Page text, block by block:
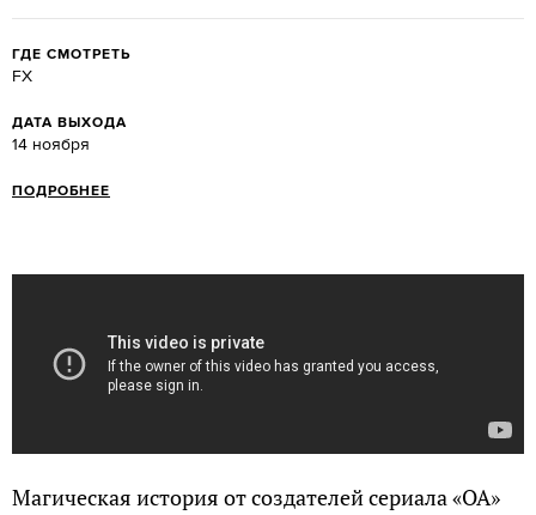
ГДЕ СМОТРЕТЬ
FX
ДАТА ВЫХОДА
14 ноября
ПОДРОБНЕЕ
Магическая история от создателей сериала «ОА»